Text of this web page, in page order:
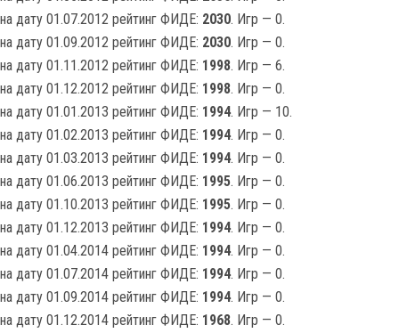
на дату 01.07.2012 рейтинг ФИДЕ: 2030. Игр — 0.
на дату 01.09.2012 рейтинг ФИДЕ: 2030. Игр — 0.
на дату 01.11.2012 рейтинг ФИДЕ: 1998. Игр — 6.
на дату 01.12.2012 рейтинг ФИДЕ: 1998. Игр — 0.
на дату 01.01.2013 рейтинг ФИДЕ: 1994. Игр — 10.
на дату 01.02.2013 рейтинг ФИДЕ: 1994. Игр — 0.
на дату 01.03.2013 рейтинг ФИДЕ: 1994. Игр — 0.
на дату 01.06.2013 рейтинг ФИДЕ: 1995. Игр — 0.
на дату 01.10.2013 рейтинг ФИДЕ: 1995. Игр — 0.
на дату 01.12.2013 рейтинг ФИДЕ: 1994. Игр — 0.
на дату 01.04.2014 рейтинг ФИДЕ: 1994. Игр — 0.
на дату 01.07.2014 рейтинг ФИДЕ: 1994. Игр — 0.
на дату 01.09.2014 рейтинг ФИДЕ: 1994. Игр — 0.
на дату 01.12.2014 рейтинг ФИДЕ: 1968. Игр — 0.